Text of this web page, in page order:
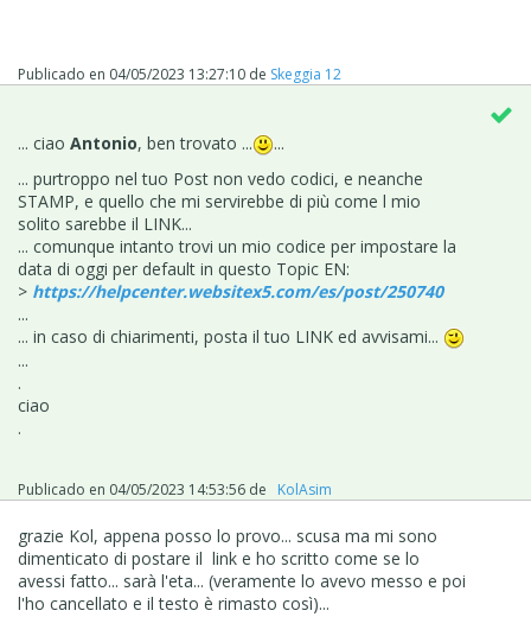
Publicado en 04/05/2023 13:27:10 de Skeggia 12
... ciao Antonio, ben trovato ...
...
... purtroppo nel tuo Post non vedo codici, e neanche
STAMP, e quello che mi servirebbe di più come l mio
solito sarebbe il LINK...
... comunque intanto trovi un mio codice per impostare la
data di oggi per default in questo Topic EN:
> https://helpcenter.websitex5.com/es/post/250740
...
... in caso di chiarimenti, posta il tuo LINK ed avvisami...
...
.
ciao
.
Publicado en 04/05/2023 14:53:56 de ‪ KolAsim ‪ ‪
grazie Kol, appena posso lo provo... scusa ma mi sono
dimenticato di postare il link e ho scritto come se lo
avessi fatto... sarà l'eta... (veramente lo avevo messo e poi
l'ho cancellato e il testo è rimasto così)...